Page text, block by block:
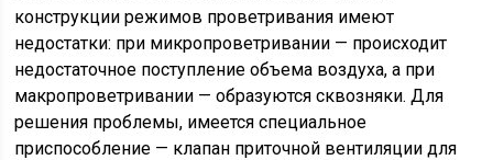
конструкции режимов проветривания имеют
недостатки: при микропроветривании — происходит
недостаточное поступление объема воздуха, а при
макропроветривании — образуются сквозняки. Для
решения проблемы, имеется специальное
приспособление — клапан приточной вентиляции для